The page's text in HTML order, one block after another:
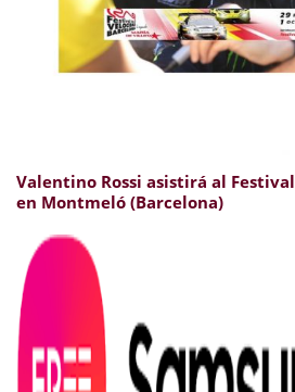
Valentino Rossi asistirá al
en Montmeló (Barcelona)